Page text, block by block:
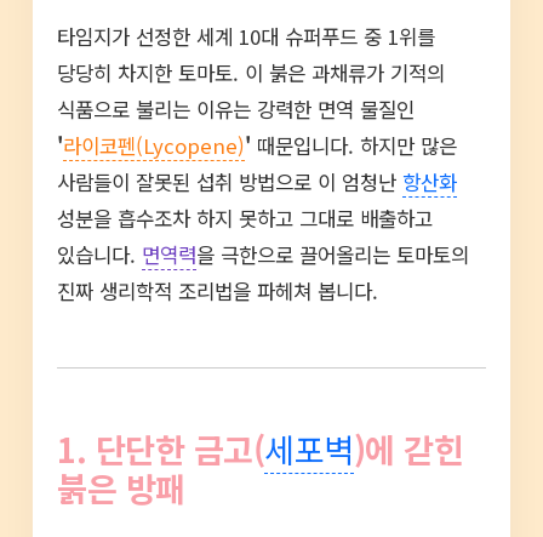
타임지가 선정한 세계 10대 슈퍼푸드 중 1위를
당당히 차지한 토마토. 이 붉은 과채류가 기적의
식품으로 불리는 이유는 강력한 면역 물질인
'라이코펜(Lycopene)' 때문입니다. 하지만 많은
사람들이 잘못된 섭취 방법으로 이 엄청난 항산화
성분을 흡수조차 하지 못하고 그대로 배출하고
있습니다. 면역력을 극한으로 끌어올리는 토마토의
진짜 생리학적 조리법을 파헤쳐 봅니다.
1. 단단한 금고(세포벽)에 갇힌
붉은 방패